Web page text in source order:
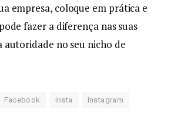
empresa, coloque em prática e
fazer a diferença nas suas
autoridade no seu nicho de
Facebook insta Instagram